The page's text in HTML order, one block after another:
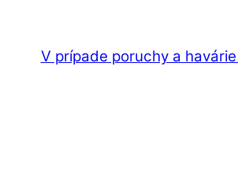
V prípade poruchy a